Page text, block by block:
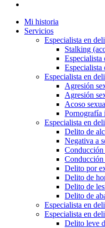
Mi historia
Servicios
Especialista en
Stalking
Especialista
Especialista
Especialista en
Agresión
Agresión
Acoso
Pornografía
Especialista en
Delito de
Negativa a
Conducción
Conducción
Delito por
Delito de
Delito de
Delito de
Especialista en
Especialista en
Delito leve